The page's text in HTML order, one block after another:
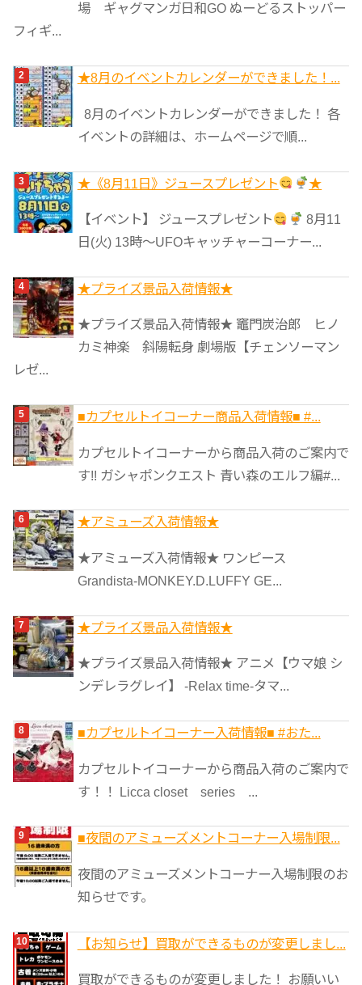
場 ギャグマンガ日和GO ぬーどるストッパー
フィギ...
★8月のイベントカレンダーができました！...
8月のイベントカレンダーができました！ 各
イベントの詳細は、ホームページで順...
★《8月11日》ジュースプレゼント ★
【イベント】 ジュースプレゼント
8月11
日(火) 13時〜UFOキャッチャーコーナー...
★プライズ景品入荷情報★
★プライズ景品入荷情報★ 竈門炭治郎 ヒノ
カミ神楽 斜陽転身 劇場版【チェンソーマン
レゼ...
■カプセルトイコーナー商品入荷情報■ #...
カプセルトイコーナーから商品入荷のご案内で
す!! ガシャポンクエスト 青い森のエルフ編#...
★アミューズ入荷情報★
★アミューズ入荷情報★ ワンピース
Grandista-MONKEY.D.LUFFY GE...
★プライズ景品入荷情報★
★プライズ景品入荷情報★ アニメ【ウマ娘 シ
ンデレラグレイ】 -Relax time-タマ...
■カプセルトイコーナー入荷情報■ #おた...
カプセルトイコーナーから商品入荷のご案内で
す！！ Licca closet series ...
■夜間のアミューズメントコーナー入場制限...
夜間のアミューズメントコーナー入場制限のお
知らせです。
【お知らせ】買取ができるものが変更しまし...
買取ができるものが変更しました！ お願いい